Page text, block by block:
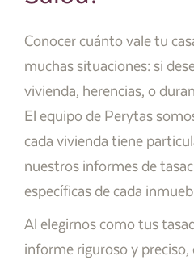
Conocer cuánto vale tu
muchas situaciones: si
vivienda, herencias, o
El equipo de Perytas
cada vivienda tiene
nuestros informes de
específicas de cada
Al elegirnos como tus
informe riguroso y preciso,